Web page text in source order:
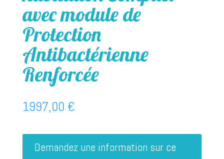
avec module de
Protection
Antibactérienne
Renforcée
1997,00 €
Demandez une information sur ce